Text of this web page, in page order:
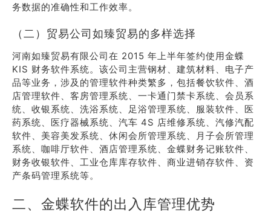
务数据的准确性和工作效率。
（二）贸易公司如臻贸易的多样选择
河南如臻贸易有限公司在 2015 年上半年签约使用金蝶
KIS 财务软件系统。该公司主营钢材、建筑材料、电子产
品等业务，涉及的管理软件种类繁多，包括餐饮软件、酒
店管理软件、客房管理系统、一卡通门禁卡系统、会员系
统、收银系统、洗浴系统、足浴管理系统、服装软件、医
药系统、医疗器械系统、汽车 4S 店维修系统、汽修汽配
软件、美容美发系统、休闲会所管理系统、月子会所管理
系统、咖啡厅软件、酒店管理系统、金蝶财务记账软件、
财务收银软件、工业仓库库存软件、商业进销存软件、资
产条码管理系统等。
二、金蝶软件的出入库管理优势